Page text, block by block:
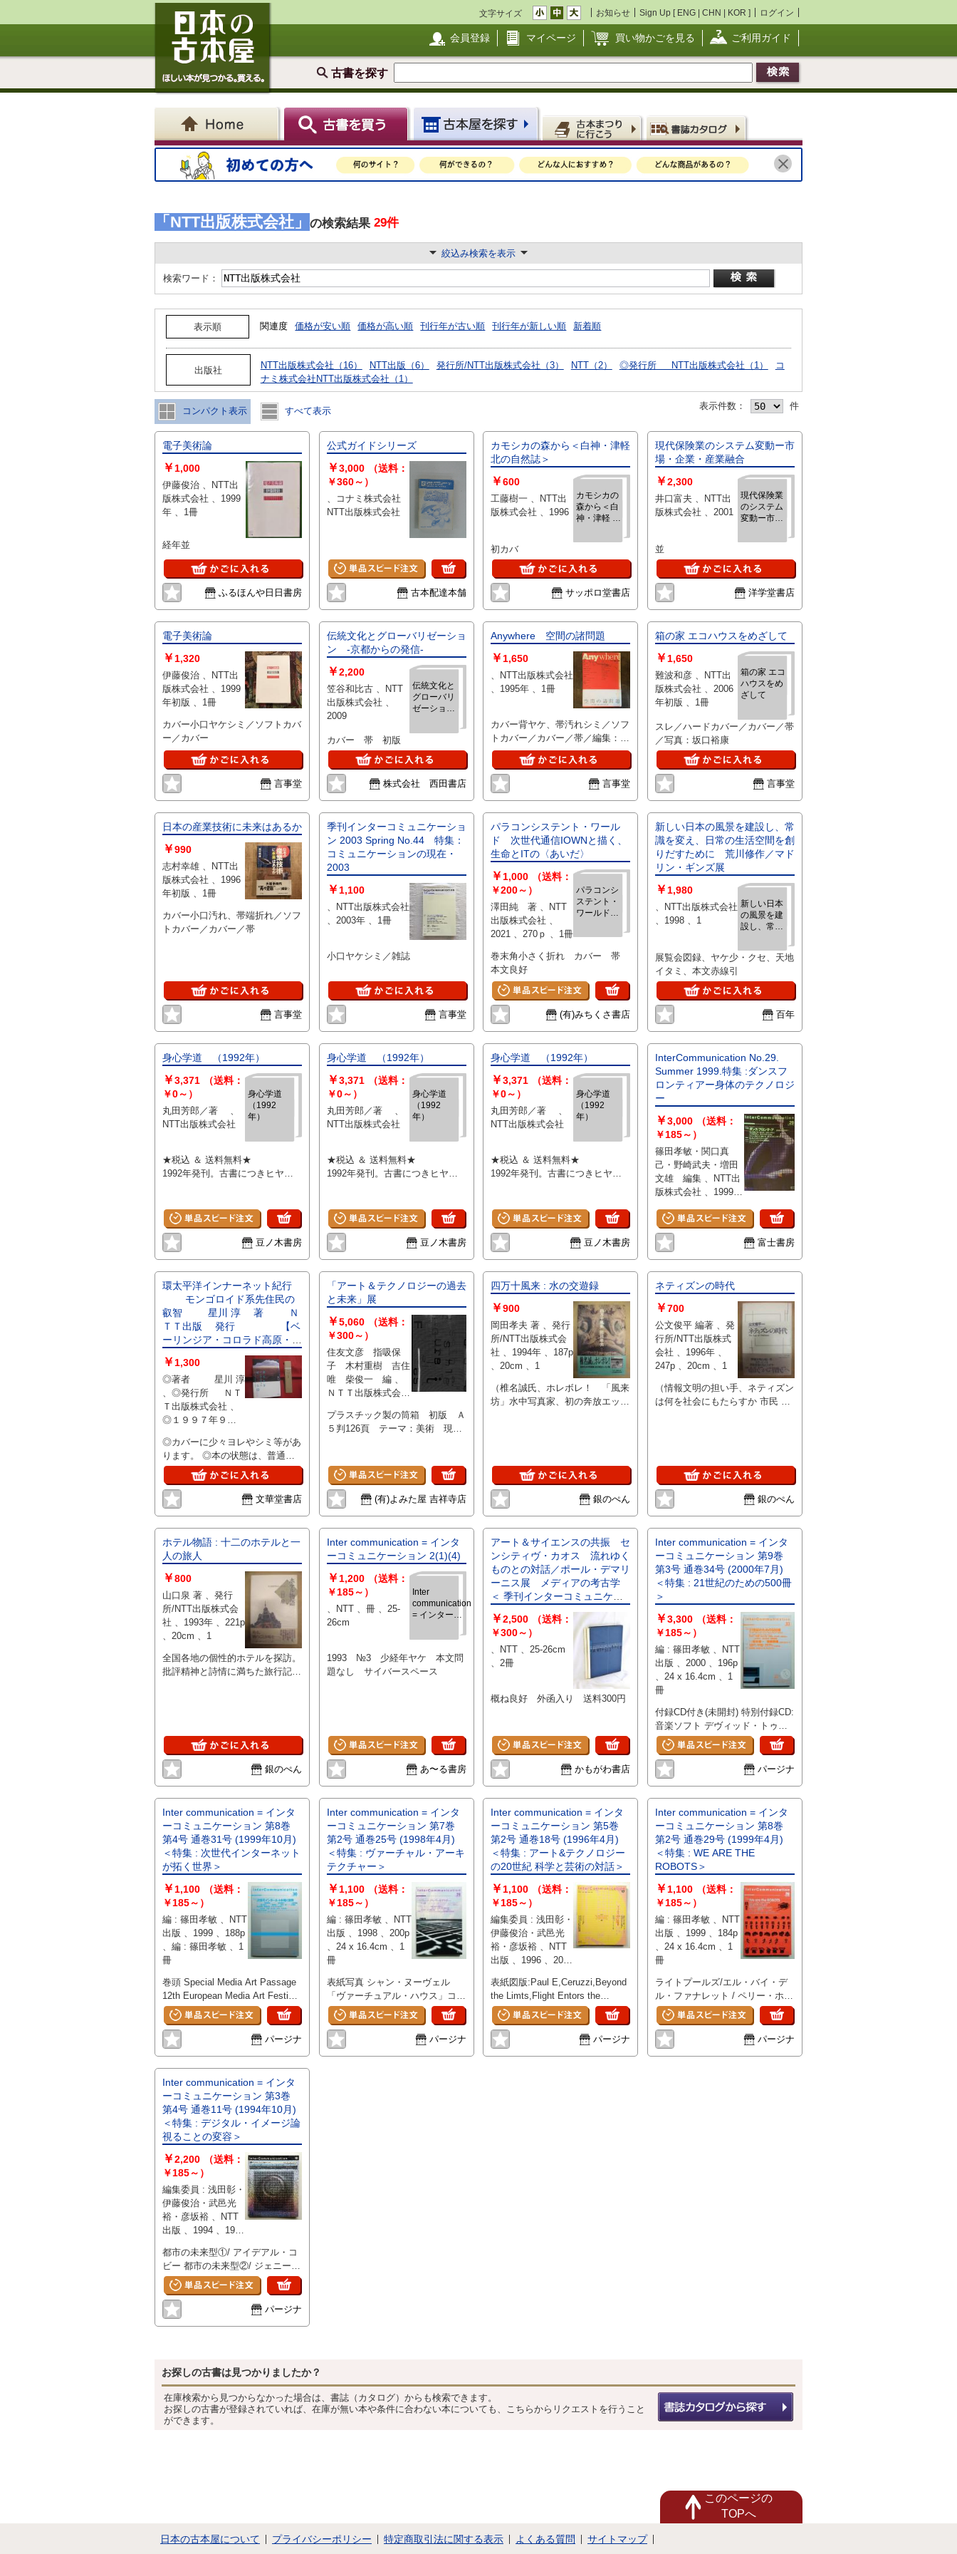
文字サイズ お知らせ Sign Up [ ENG | CHN | KOR ] ログイン
会員登録 マイページ 買い物かごを見る ご利用ガイド
古書を探す
「NTT出版株式会社」 の検索結果 29件
絞込み検索を表示
検索ワード：
表示順 関連度 価格が安い順 価格が高い順 刊行年が古い順 刊行年が新しい順 新着順
出版社 NTT出版株式会社（16） NTT出版（6） 発行所/NTT出版株式会社（3） NTT（2） ◎発行所 NTT出版株式会社（1）
コ
ナミ株式会社NTT出版株式会社（1）
コンパクト表示 すべて表示 表示件数： 件
電子美術論
￥ 1,000
伊藤俊治 、NTT出
版株式会社 、1999
年 、1冊
経年並
ふるほんや日日書房
公式ガイドシリーズ
￥3,000
（送料：
￥360～）
、コナミ株式会社
NTT出版株式会社
古本配達本舗
カモシカの森から＜白神・津軽
北の自然誌＞
カモシカの
森から＜白
神・津軽 北
￥600
工藤樹一 、NTT出
版株式会社 、1996
初カバ
サッポロ堂書店
現代保険業のシステム変動ー市
場・企業・産業融合
現代保険業
のシステム
変動ー市
産業融合
￥2,300
井口富夫 、NTT出
版株式会社 、2001
並
洋学堂書店
電子美術論
￥ 1,320
伊藤俊治 、NTT出
版株式会社 、1999
年初版 、1冊
カバー小口ヤケシミ／ソフトカバ
ー／カバー
言事堂
伝統文化とグローバリゼーショ
ン -京都からの発信-
伝統文化と
グローバリ
ゼーショ
からの発
￥2,200
笠谷和比古 、NTT
出版株式会社 、
2009
カバー 帯 初版
株式会社 西田書店
Anywhere 空間の諸問題
￥1,650
、NTT出版株式会社
、1995年 、1冊
カバー背ヤケ、帯汚れシミ／ソフ
トカバー／カバー／帯／編集：磯
崎新、浅田彰
言事堂
箱の家 エコハウスをめざして
箱の家 エコ
ハウスをめ
ざして
￥ 1,650
難波和彦 、NTT出
版株式会社 、2006
年初版 、1冊
スレ／ハードカバー／カバー／帯
／写真：坂口裕康
言事堂
日本の産業技術に未来はあるか
￥990
志村幸雄 、NTT出
版株式会社 、1996
年初版 、1冊
カバー小口汚れ、帯端折れ／ソフ
トカバー／カバー／帯
言事堂
季刊インターコミュニケーショ
ン 2003 Spring No.44 特集：
コミュニケーションの現在・
2003
￥ 1,100
、NTT出版株式会社
、2003年 、1冊
小口ヤケシミ／雑誌
言事堂
パラコンシステント・ワール
ド 次世代通信IOWNと描く、
生命とITの〈あいだ〉
パラコンシ
ステント・
ワールド
IOWNと描
ITの〈あい
￥ 1,000
（送料：
￥200～）
澤田純 著 、NTT
出版株式会社 、
2021 、270ｐ 、1冊
巻末角小さく折れ カバー 帯
本文良好
(有)みちくさ書店
新しい日本の風景を建設し、常
識を変え、日常の生活空間を創
りだすために 荒川修作／マド
リン・ギンズ展
新しい日本
の風景を建
設し、常識
常の生活空
間を創りだ
荒川修作／
マドリン・
￥ 1,980
、NTT出版株式会社
、1998 、1
展覧会図録、ヤケ少・クセ、天地
イタミ、本文赤線引
百年
身心学道 （1992年）
身心学道
（1992
年）
￥3,371
（送料：
￥0～）
丸田芳郎／著 、
NTT出版株式会社
★税込 ＆ 送料無料★
1992年発刊。古書につきヒヤ
らの商品は★送料無料★でお届け
いたします。
豆ノ木書房
身心学道 （1992年）
身心学道
（1992
年）
￥3,371
（送料：
￥0～）
丸田芳郎／著 、
NTT出版株式会社
★税込 ＆ 送料無料★
1992年発刊。古書につきヒヤ
らの商品は★送料無料★でお届け
いたします。
豆ノ木書房
身心学道 （1992年）
身心学道
（1992
年）
￥3,371
（送料：
￥0～）
丸田芳郎／著 、
NTT出版株式会社
★税込 ＆ 送料無料★
1992年発刊。古書につきヒヤ
らの商品は★送料無料★でお届け
いたします。
豆ノ木書房
InterCommunication No.29.
Summer 1999.特集 :ダンスフ
ロンティアー身体のテクノロジ
ー
￥3,000
（送料：
￥185～）
篠田孝敏・関口真
己・野崎武夫・増田
文雄 編集 、NTT出
版株式会社 、1999年
24x16.4cm
富士書房
環太平洋インナーネット紀行
叡智 星川 淳 著 Ｎ
ＴＴ出版 発行 【ベ
ーリンジア・コロラド高原・イ
ロコイ連邦・オーストラリア・
環太平洋カヌー文化圏・屋久
島・生命讃歌】
￥1,300
◎著者 星川 淳
、◎発行所 ＮＴ
Ｔ出版株式会社 、
◎１９９７年９月
第１刷 発行
◎カバーに少々ヨレやシミ等があ
ります。 ◎本の状態は、普通で
す。 ☆貴重な資料です。
文華堂書店
「アート＆テクノロジーの過去
と未来」展
￥5,060
（送料：
￥300～）
住友文彦 指吸保
子 木村重樹 吉住
唯 柴俊一 編 、
ＮＴＴ出版株式会社
、Ａ５判 、1冊
プラスチック製の筒箱 初版 Ａ
５判126頁 テーマ：美術 現
4757170319 在庫ＩＤ:201252
(有)よみた屋 吉祥寺店
四万十風来 : 水の交遊録
￥900
岡田孝夫 著 、発行
所/NTT出版株式会
社 、1994年 、187p
、20cm 、1
（椎名誠氏、ホレボレ！ 「風来
坊」水中写真家、初の奔放エッセ
銀のぺん
ネティズンの時代
￥700
公文俊平 編著 、発
行所/NTT出版株式
会社 、1996年 、
247p 、20cm 、1
（情報文明の担い手、ネティズン
は何を社会にもたらすか 市民 か
好です。
銀のぺん
ホテル物語 : 十二のホテルと一
人の旅人
￥800
山口泉 著 、発行
所/NTT出版株式会
社 、1993年 、221p
、20cm 、1
全国各地の個性的ホテルを探訪。
批評精神と詩情に満ちた旅行記
銀のぺん
Inter communication = インタ
ーコミュニケーション 2(1)(4)
Inter
communication
= インターコ
ョン 2(1)(4)
￥1,200
（送料：
￥185～）
、NTT 、冊 、25-
26cm
1993 №3 少経年ヤケ 本文問
題なし サイバースペース
あ〜る書房
アート＆サイエンスの共振 セ
ンシティヴ・カオス 流れゆく
ものとの対話／ポール・デマリ
ーニス展 メディアの考古学
＜ 季刊インターコミュニケー
ション New contexts of the
post-digital world A journal
exploring the frontiers of art
and technology 7(1)(24)＞
￥2,500
（送料：
￥300～）
、NTT 、25-26cm
、2冊
概ね良好 外函入り 送料300円
かもがわ書店
Inter communication = インタ
ーコミュニケーション 第9巻
第3号 通巻34号 (2000年7月)
＜特集 : 21世紀のための500冊
＞
￥3,300
（送料：
￥185～）
編 : 篠田孝敏 、NTT
出版 、2000 、196p
、24 x 16.4cm 、1
冊
付録CD付き(未開封) 特別付録CD:
音楽ソフト デヴィッド・トゥー
プ+マックス・イーストレイの
ICCパフォーマンス 表紙 / 扉写真
坂本龍一氏のプライヴェート・ス
タジオ(部分)/瀧本幹也 特集 21世
ニケーション・ミレニアム・ブッ
クガイド / 対談 坂本龍一 ; 後藤
繁雄 21世紀に伝えたい本〔対
談〕 / 坂本龍一. 後藤繁雄 Book
Guides〔和文〕 もはや無視でき
ないヒト本来の"内なる自然" / 吉
永良正 メディア論など存在しな
い? / 北田暁大 人,ロボットに出会
う / 草原真知子 身体へと働きか
けてくる「寒い音楽」 / 白石美雪
カフェ化され,携帯される「自空
間」 / 三浦展 タティを継ぐ者た
行者 デヴィッド・トゥープ・イ
ンタヴュー / インタヴュアー
佐々木敦 《ポケモン》のメカニ
ズム 石原恒和インタヴュー / 桝
山寛 あなたは何に気づいていな
いか? 『デジタル・マクルーハ
パージナ
Inter communication = インタ
ーコミュニケーション 第8巻
第4号 通巻31号 (1999年10月)
＜特集 : 次世代インターネット
が拓く世界＞
￥1,100
（送料：
￥185～）
編 : 篠田孝敏 、NTT
出版 、1999 、188p
、編 : 篠田孝敏 、1
冊
巻頭 Special Media Art Passage
12th European Media Art Festival
/ [編]編集部 La Biennale di
Venezia 1999 / [解説]新川貴詩 現
実に迫るための仮想 / 中村英樹
アインシュタインの脳と人面魚 /
の力とメディア経験 / 水越伸 ユ
ーゴ空爆とコソヴォ紛争の事実認
識とは何か / 岩崎稔 欧州メディ
ア系ミュージアムと「テレビゲー
ム」 / 桝山寛 スタンリー・キュ
ーブリックの「不死」をめぐる冒
険 / 北小路隆志 翻訳者の行方 /
キース・ヴィンセント 「電子資
本主義」を考える好著 / 松原隆一
郎 許容度の低いメディアと高い
メディア / 福冨進 極私的ヴェネ
ツィア・ビエンナーレ報告 / 市原
トが拓く世界 / 「取材構成」歌田
明弘 テクノロジー 「次世代イン
ターネット」とその彼方
NGI/IT2/JGN/情報家電ネットワ
ーク / 歌田明弘 コンテンツ モザ
イクから遠く離れて 次世代イン
野俊哉 アート インターネットに
おけるアート 新たなエコノミー
に向けて / 四方幸子 メディア イ
ンターネットの変容 メディア論
の視点から / 服部桂 経済 「イン
無知=大言状況〔ノーム・チョム
パージナ
Inter communication = インタ
ーコミュニケーション 第7巻
第2号 通巻25号 (1998年4月)
＜特集 : ヴァーチャル・アーキ
テクチャー＞
￥1,100
（送料：
￥185～）
編 : 篠田孝敏 、NTT
出版 、1998 、200p
、24 x 16.4cm 、1
冊
表紙写真 シャン・ヌーヴェル
「ヴァーチュアル・ハウス」コン
ベ案から Icarus/Reproduction /
ホワン・キュー=タイ ; 白井雅人
訳 文明を検証するための装置 /
牛島達治 情動機械 / 吉原悠博
アの現在形グラーツ,リュブリア
ナ,ブダベストとデッサウの「オ
ストラネニー'97」 / 四方幸子 西
ビットの感解:inTouch / 石井裕
パージナ
Inter communication = インタ
ーコミュニケーション 第5巻
第2号 通巻18号 (1996年4月)
＜特集 : アート&テクノロジー
の20世紀 科学と芸術の対話＞
￥1,100
（送料：
￥185～）
編集委員 : 浅田彰・
伊藤俊治・武邑光
裕・彦坂裕 、NTT
出版 、1996 、204p
冊
表紙図版:Paul E,Ceruzzi,Beyond
the Limts,Flight Entors the
Corrtouter Age(MIT,1989)より/荒
川修作+マドリン・ギンズ<養老
天命反転地>ブラン/「CHOSTIN
THE SHELL・攻殻機動隊」 1995
超えて 情報化時代に生きる老教
師の繰り言から / 坂根厳夫 音楽
の反方法論序説⑰さえずる世界 /
してのインターネット / 桝山寛
パージナ
Inter communication = インタ
ーコミュニケーション 第8巻
第2号 通巻29号 (1999年4月)
＜特集 : WE ARE THE
ROBOTS＞
￥1,100
（送料：
￥185～）
編 : 篠田孝敏 、NTT
出版 、1999 、184p
、24 x 16.4cm 、1
冊
ライトプールズ/エル・バイ・デ
ル・ファナレット / ペリー・ホバ
ーマン ; ガレリア・ビルトゥアル
; 篠儀直子訳 国連総会 / サイモ
ン・パタソン ; 片山亜紀訳 2
Skins-Architecture without
ア論 / 桂英史 反「反読書」のた
めのテレマティークな書物 ロ
イ・アスコット著『アート＆テレ
/ 縄田雄二 「21世紀には"甘い宗
教性"が重要になってくるのね」 /
ナムジュン・パイク ; [インタヴ
パージナ
Inter communication = インタ
ーコミュニケーション 第3巻
第4号 通巻11号 (1994年10月)
＜特集 : デジタル・イメージ論
視ることの変容＞
￥2,200
（送料：
￥185～）
編集委員 : 浅田彰・
伊藤俊治・武邑光
裕・彦坂裕 、NTT
出版 、1994 、199p
冊
都市の未来型①/ アイデアル・コ
ビー 都市の未来型②/ ジェニー・
ホルツァー 移動する都市のため
に-ポンピドゥー・センター「都
市」展より / 港千尋 SERIOUS
CHILLER LOUNGE / 伊藤タダユ
Internet to the Homeへ向けて / 伊
藤正樹 ; ジェフリー・スミス 情
報体考-理屈っぽい誘惑[第五の手
紙]フォルト・システム / いとう
せいこう 音楽の反方法論序説⑪
想 / 坂根厳夫 建築批評の地平線 /
パージナ
お探しの古書は見つかりましたか？
在庫検索から見つからなかった場合は、書誌（カタログ）からも検索できます。
お探しの古書が登録されていれば、在庫が無い本や条件に合わない本についても、こちらからリクエストを行うこと
ができます。
このページの
TOPへ
日本の古本屋について プライバシーポリシー 特定商取引法に関する表示 よくある質問 サイトマップ